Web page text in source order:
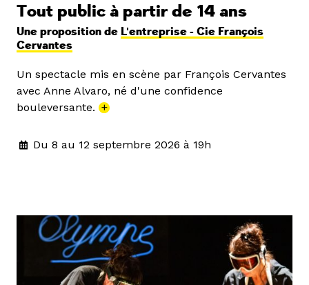
Tout public à partir de 14 ans
Une proposition de L'entreprise - Cie François
Cervantes
Un spectacle mis en scène par François Cervantes
avec Anne Alvaro, né d'une confidence
bouleversante. +
Du 8 au 12 septembre 2026 à 19h